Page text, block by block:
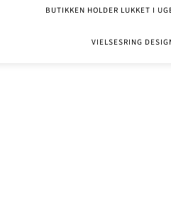
BUTIKKEN HOLDER LUKKET I
VIELSESRING